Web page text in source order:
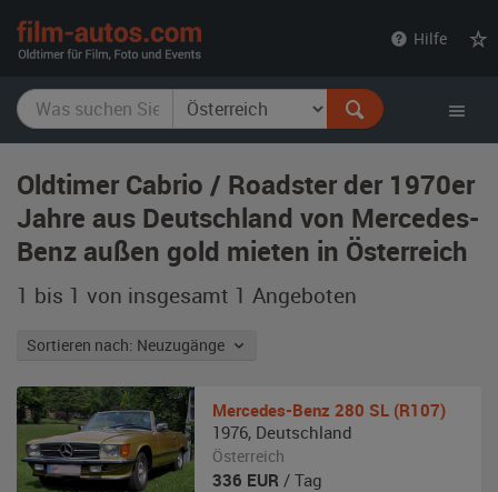
Hilfe
Oldtimer Cabrio / Roadster der 1970er
Jahre aus Deutschland von Mercedes-
Benz außen gold mieten in Österreich
1 bis 1 von insgesamt 1 Angeboten
Sortieren nach: Neuzugänge
Mercedes-Benz 280 SL (R107)
1976, Deutschland
Österreich
336 EUR / Tag